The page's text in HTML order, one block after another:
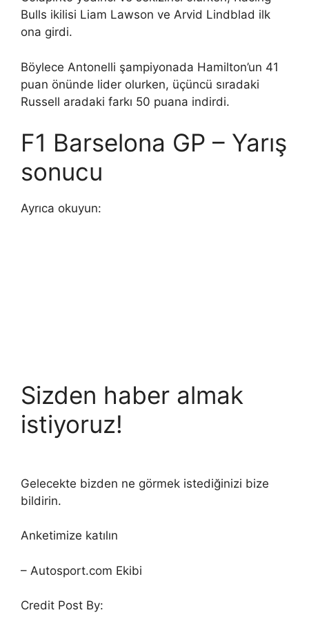
Bulls ikilisi Liam Lawson ve Arvid Lindblad ilk
ona girdi.
Böylece Antonelli şampiyonada Hamilton’un 41
puan önünde lider olurken, üçüncü sıradaki
Russell aradaki farkı 50 puana indirdi.
F1 Barselona GP – Yarış
sonucu
Ayrıca okuyun:
Sizden haber almak
istiyoruz!
Gelecekte bizden ne görmek istediğinizi bize
bildirin.
Anketimize katılın
– Autosport.com Ekibi
Credit Post By: